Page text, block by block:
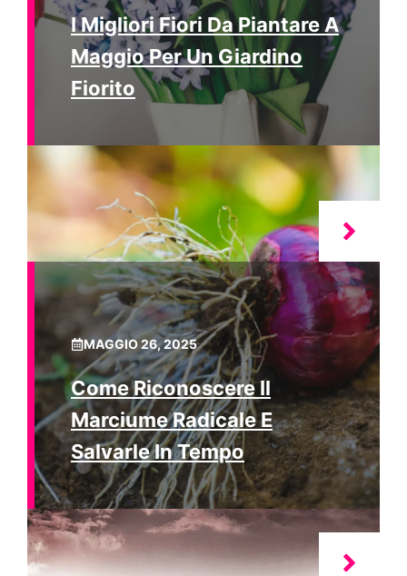
I Migliori Fiori Da Piantare A
Maggio Per Un Giardino
Fiorito
MAGGIO 26, 2025
Come Riconoscere Il
Marciume Radicale E
Salvarle In Tempo